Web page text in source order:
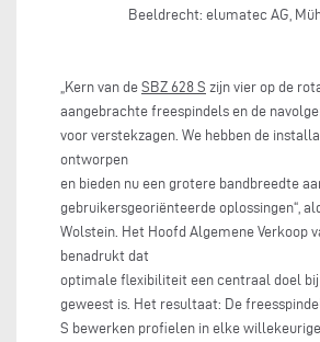
Beeldrecht: elumatec AG,
„Kern van de SBZ 628 S zijn vier op de
aangebrachte freespindels en de
voor verstekzagen. We hebben de
ontworpen
en bieden nu een grotere bandbreedte
gebruikersgeoriënteerde oplossingen“,
Wolstein. Het Hoofd Algemene Verkoop
benadrukt dat
optimale flexibiliteit een centraal doel
geweest is. Het resultaat: De
S bewerken profielen in elke